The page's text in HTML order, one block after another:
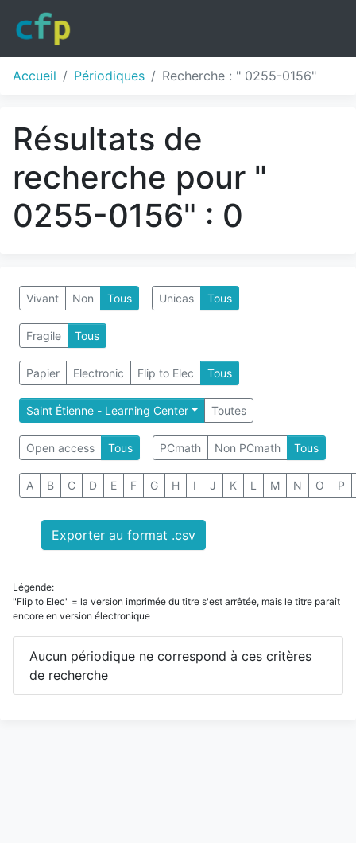
Accueil Périodiques Recherche : " 0255-0156"
Résultats de
recherche pour "
0255-0156" : 0
Vivant Non Tous Unicas Tous
Fragile Tous
Papier Electronic Flip to Elec Tous
Saint Étienne - Learning Center Toutes
Open access Tous PCmath Non PCmath Tous
A B C D E F G H I J K L M N O P
Exporter au format .csv
Légende:
"Flip to Elec" = la version imprimée du titre s'est arrêtée, mais le titre paraît
encore en version électronique
Aucun périodique ne correspond à ces critères
de recherche